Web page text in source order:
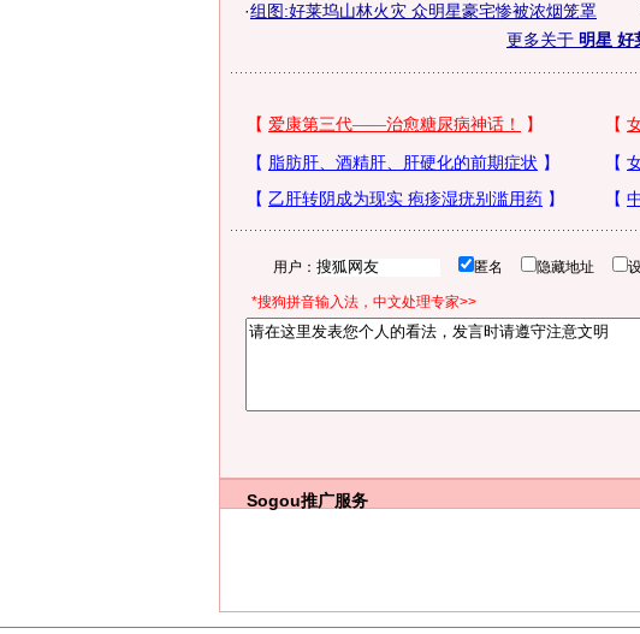
·组图:好莱坞山林火灾 众明星豪宅惨被浓烟笼罩
更多关于 明星 好
用户： 匿名 隐藏地址
*搜狗拼音输入法，中文处理专家>>
Sogou推广服务